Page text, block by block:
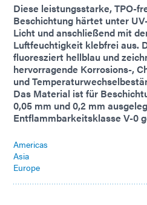
Diese leistungsstarke, TPO-
Beschichtung härtet unter
Licht und anschließend mit
Luftfeuchtigkeit klebfrei aus.
fluoresziert hellblau und
hervorragende Korrosions-,
und
Das Material ist für
0,05 mm und 0,2 mm
Entflammbarkeitsklasse V-0
Americas
Asia
Europe